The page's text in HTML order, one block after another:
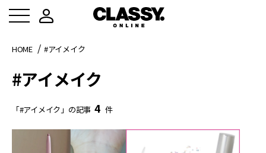
HOME #アイメイク
#アイメイク
「#アイメイク」の記事 4 件